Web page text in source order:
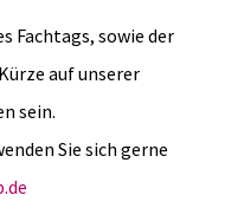
Fachtags, sowie der
auf unserer
sein.
Sie sich gerne